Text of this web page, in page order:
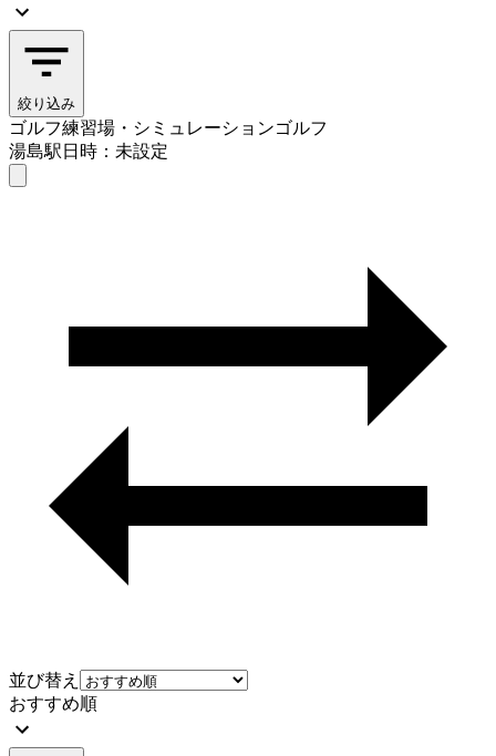
絞り込み
ゴルフ練習場・シミュレーションゴルフ
湯島駅日時：未設定
並び替え
おすすめ順